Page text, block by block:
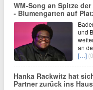
WM-Song an Spitze
- Blumengarten auf
und
an
[…]
Hanka Rackwitz hat
Partner zurück ins